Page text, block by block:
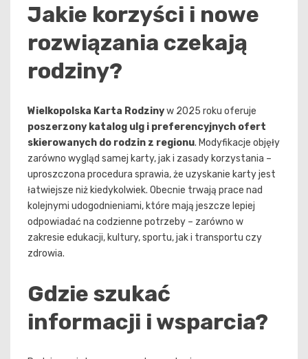
Jakie korzyści i nowe
rozwiązania czekają
rodziny?
Wielkopolska Karta Rodzinyw 2025 roku oferuje
poszerzony katalog ulg i preferencyjnych ofert
skierowanych do rodzin z regionu. Modyfikacje objęły
zarówno wygląd samej karty, jak i zasady korzystania –
uproszczona procedura sprawia, że uzyskanie karty jest
łatwiejsze niż kiedykolwiek. Obecnie trwają prace nad
kolejnymi udogodnieniami, które mają jeszcze lepiej
odpowiadać na codzienne potrzeby – zarówno w
zakresie edukacji, kultury, sportu, jak i transportu czy
zdrowia.
Gdzie szukać
informacji i wsparcia?